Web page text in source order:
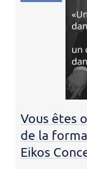
Vous êtes
de la
Eikos